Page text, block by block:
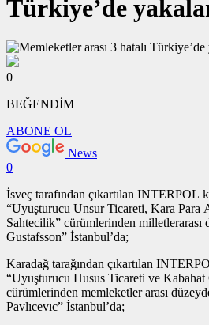
Türkiye’de
0
BEĞENDİM
ABONE OL
News
0
İsveç tarafından çıkartılan INTERPOL
“Uyuşturucu Unsur Ticareti, Kara Para
Sahtecilik” cürümlerinden milletlerarası
Gustafsson” İstanbul’da;
Karadağ tarağından çıkartılan
“Uyuşturucu Husus Ticareti ve
cürümlerinden memleketler arası
Pavlıcevıc” İstanbul’da;